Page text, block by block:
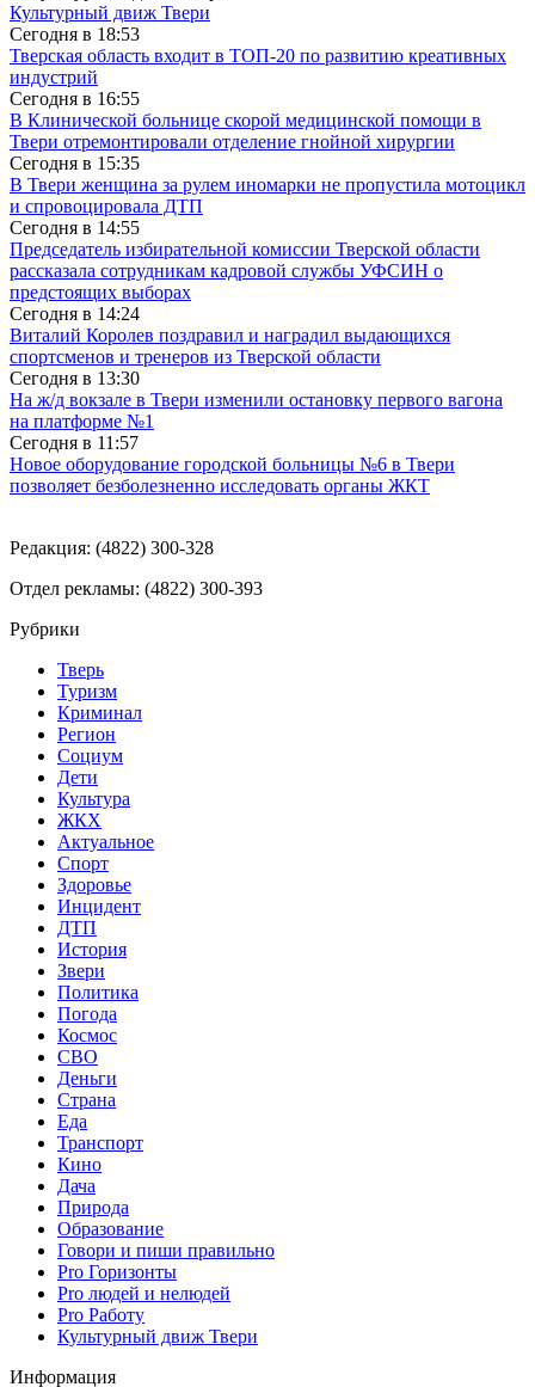
Культурный движ Твери
Сегодня в 18:53
Тверская область входит в ТОП-20 по развитию креативных
индустрий
Сегодня в 16:55
В Клинической больнице скорой медицинской помощи в
Твери отремонтировали отделение гнойной хирургии
Сегодня в 15:35
В Твери женщина за рулем иномарки не пропустила мотоцикл
и спровоцировала ДТП
Сегодня в 14:55
Председатель избирательной комиссии Тверской области
рассказала сотрудникам кадровой службы УФСИН о
предстоящих выборах
Сегодня в 14:24
Виталий Королев поздравил и наградил выдающихся
спортсменов и тренеров из Тверской области
Сегодня в 13:30
На ж/д вокзале в Твери изменили остановку первого вагона
на платформе №1
Сегодня в 11:57
Новое оборудование городской больницы №6 в Твери
позволяет безболезненно исследовать органы ЖКТ
Редакция: (4822) 300-328
Отдел рекламы: (4822) 300-393
Рубрики
Тверь
Туризм
Криминал
Регион
Социум
Дети
Культура
ЖКХ
Актуальное
Спорт
Здоровье
Инцидент
ДТП
История
Звери
Политика
Погода
Космос
СВО
Деньги
Страна
Еда
Транспорт
Кино
Дача
Природа
Образование
Говори и пиши правильно
Pro Горизонты
Pro людей и нелюдей
Pro Работу
Культурный движ Твери
Информация